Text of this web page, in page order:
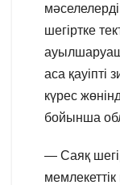
шегіртке
аса қауіпті
күрес
бойынша
— Саяқ